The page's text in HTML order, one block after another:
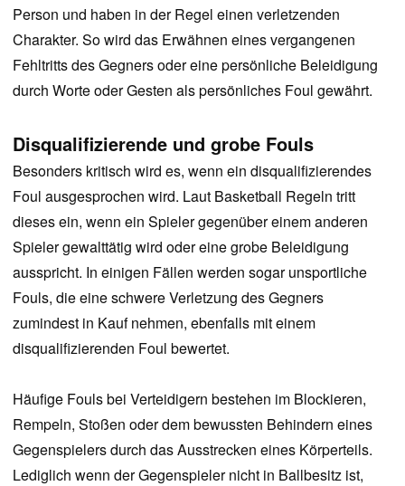
Person und haben in der Regel einen verletzenden
Charakter. So wird das Erwähnen eines vergangenen
Fehltritts des Gegners oder eine persönliche Beleidigung
durch Worte oder Gesten als persönliches Foul gewährt.
Disqualifizierende und grobe Fouls
Besonders kritisch wird es, wenn ein disqualifizierendes
Foul ausgesprochen wird. Laut Basketball Regeln tritt
dieses ein, wenn ein Spieler gegenüber einem anderen
Spieler gewalttätig wird oder eine grobe Beleidigung
ausspricht. In einigen Fällen werden sogar unsportliche
Fouls, die eine schwere Verletzung des Gegners
zumindest in Kauf nehmen, ebenfalls mit einem
disqualifizierenden Foul bewertet.
Häufige Fouls bei Verteidigern bestehen im Blockieren,
Rempeln, Stoßen oder dem bewussten Behindern eines
Gegenspielers durch das Ausstrecken eines Körperteils.
Lediglich wenn der Gegenspieler nicht in Ballbesitz ist,